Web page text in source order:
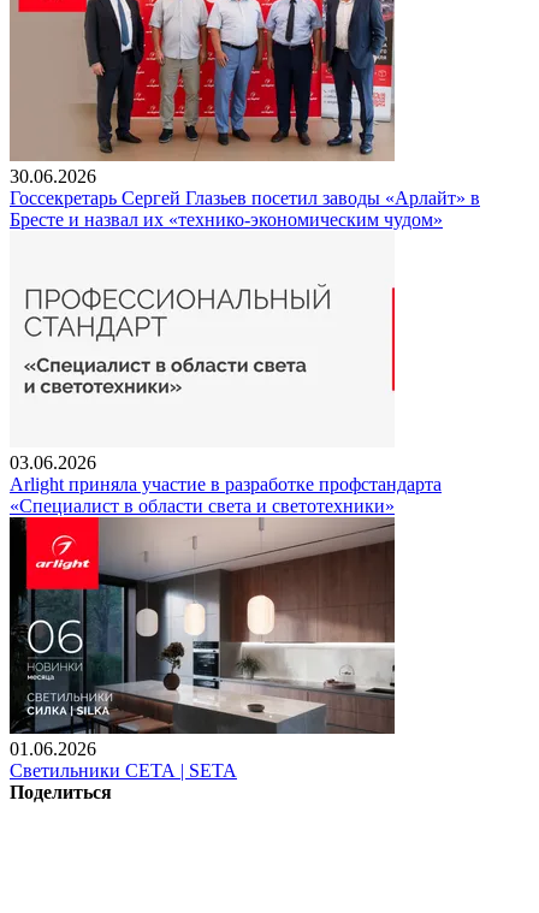
30.06.2026
Госсекретарь Сергей Глазьев посетил заводы «Арлайт» в
Бресте и назвал их «технико-экономическим чудом»
03.06.2026
Arlight приняла участие в разработке профстандарта
«Специалист в области света и светотехники»
01.06.2026
Светильники СЕТА | SETA
Поделиться